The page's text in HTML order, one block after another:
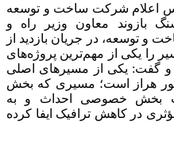
اعلام شرکت ساخت و توسعه
بازوند معاون وزیر راه و
توسعه، در جریان بازدید از
را یکی از مهم‌ترین پروژه‌های
و گفت: یکی از مسیرهای اصلی
هراز است؛ مسیری که بخش
بخش خصوصی احداث و به
در کاهش ترافیک ایفا کرده